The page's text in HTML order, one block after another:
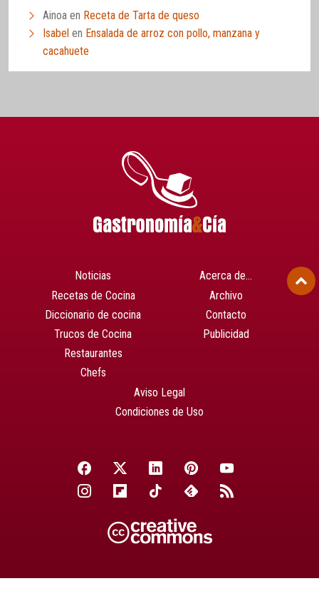
Ainoa en Receta de Tarta de queso
Isabel en Ensalada de arroz con pollo, manzana y
cacahuete
Noticias
Recetas de Cocina
Diccionario de cocina
Trucos de Cocina
Restaurantes
Chefs
Acerca de…
Archivo
Contacto
Publicidad
Aviso Legal
Condiciones de Uso